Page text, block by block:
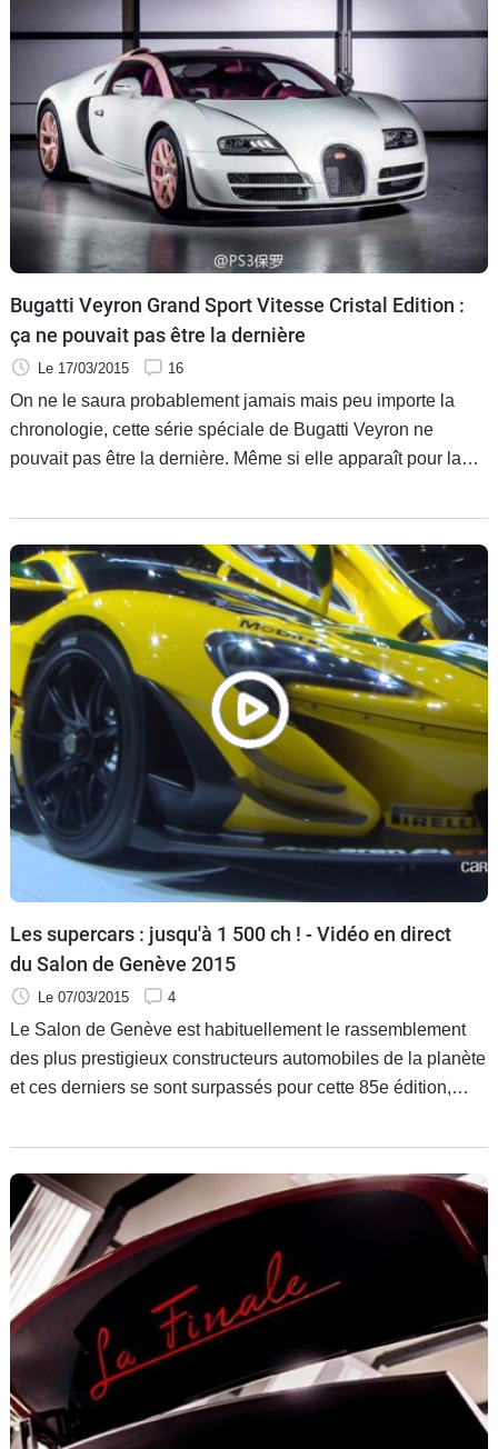
Bugatti Veyron Grand Sport Vitesse Cristal Edition :
ça ne pouvait pas être la dernière
Le 17/03/2015 16
On ne le saura probablement jamais mais peu importe la
chronologie, cette série spéciale de Bugatti Veyron ne
pouvait pas être la dernière. Même si elle apparaît pour la
Genève, elle aurait bien été commandée avant. Il s'agit d'une
version unique commandée par Zheng Ting pour sa petite
amie, d'où la couleur rose !
Les supercars : jusqu'à 1 500 ch ! - Vidéo en direct
du Salon de Genève 2015
Le 07/03/2015 4
Le Salon de Genève est habituellement le rassemblement
des plus prestigieux constructeurs automobiles de la planète
et ces derniers se sont surpassés pour cette 85e édition,
tour des supercars les plus performantes.